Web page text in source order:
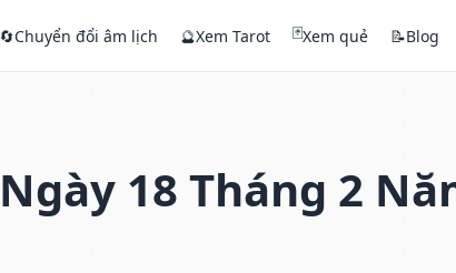
🔄Chuyển đổi âm lịch 🔮Xem Tarot 🃏Xem quẻ 📝Blog
18 Tháng 2